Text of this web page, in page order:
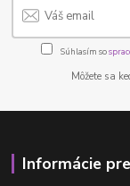
Súhlasím so
Môžete sa
Informácie